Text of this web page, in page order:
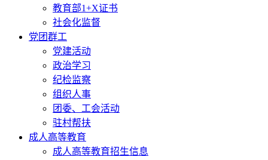
教育部1+X证书
社会化监督
党团群工
党建活动
政治学习
纪检监察
组织人事
团委、工会活动
驻村帮扶
成人高等教育
成人高等教育招生信息